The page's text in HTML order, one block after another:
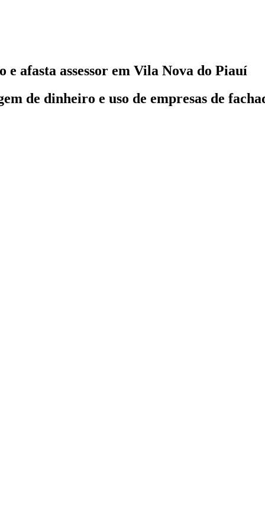
afasta assessor em Vila Nova do Piauí
de dinheiro e uso de empresas de